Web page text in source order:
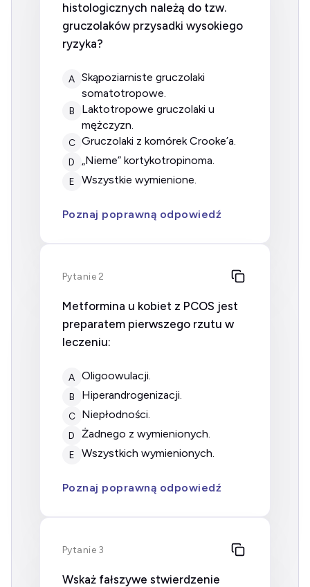
histologicznych należą do tzw.
gruczolaków przysadki wysokiego
ryzyka?
A
skąpoziarniste gruczolaki
somatotropowe.
B
laktotropowe gruczolaki u
mężczyzn.
C gruczolaki z komórek Crooke’a.
D „nieme” kortykotropinoma.
E wszystkie wymienione.
Poznaj poprawną odpowiedź
Pytanie 2
Metformina u kobiet z PCOS jest
preparatem pierwszego rzutu w
leczeniu:
A oligoowulacji.
B hiperandrogenizacji.
C niepłodności.
D żadnego z wymienionych.
E wszystkich wymienionych.
Poznaj poprawną odpowiedź
Pytanie 3
Wskaż fałszywe stwierdzenie